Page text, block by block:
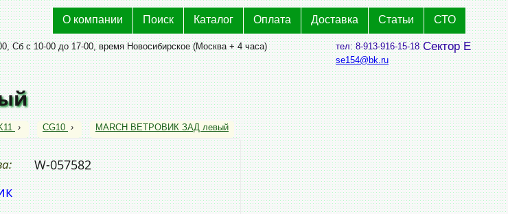
О компании Поиск Каталог Оплата Доставка Статьи СТО
Сектор Е
тел: 8-913-916-15-18
se154@bk.ru
Сб с 10-00 до 17-00, время Новосибирское (Москва + 4 часа)
› CG10 › MARCH ВЕТРОВИК ЗАД левый
W-057582